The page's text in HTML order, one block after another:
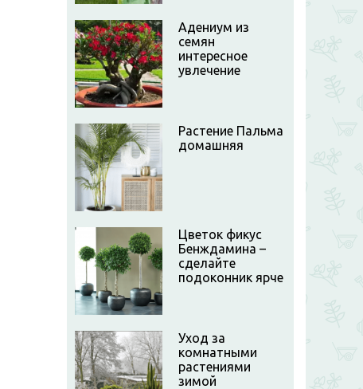
Адениум из
семян
интересное
увлечение
Растение Пальма
домашняя
Цветок фикус
Бенждамина –
сделайте
подоконник ярче
Уход за
комнатными
растениями
зимой